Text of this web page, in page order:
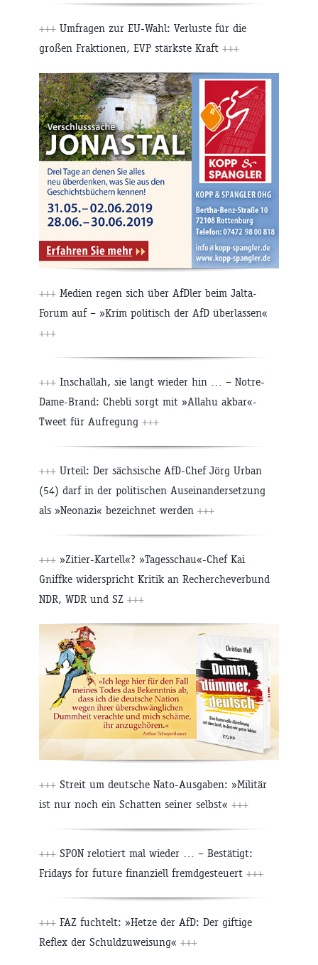
+++ Umfragen zur EU-Wahl: Verluste für die
großen Fraktionen, EVP stärkste Kraft +++
+++ Medien regen sich über AfDler beim Jalta-
Forum auf – »Krim politisch der AfD überlassen«
+++
+++ Inschallah, sie langt wieder hin … – Notre-
Dame-Brand: Chebli sorgt mit »Allahu akbar«-
Tweet für Aufregung +++
+++ Urteil: Der sächsische AfD-Chef Jörg Urban
(54) darf in der politischen Auseinandersetzung
als »Neonazi« bezeichnet werden +++
+++ »Zitier-Kartell«? »Tagesschau«-Chef Kai
Gniffke widerspricht Kritik an Rechercheverbund
NDR, WDR und SZ +++
+++ Streit um deutsche Nato-Ausgaben: »Militär
ist nur noch ein Schatten seiner selbst« +++
+++ SPON relotiert mal wieder … – Bestätigt:
Fridays for future finanziell fremdgesteuert +++
+++ FAZ fuchtelt: »Hetze der AfD: Der giftige
Reflex der Schuldzuweisung« +++